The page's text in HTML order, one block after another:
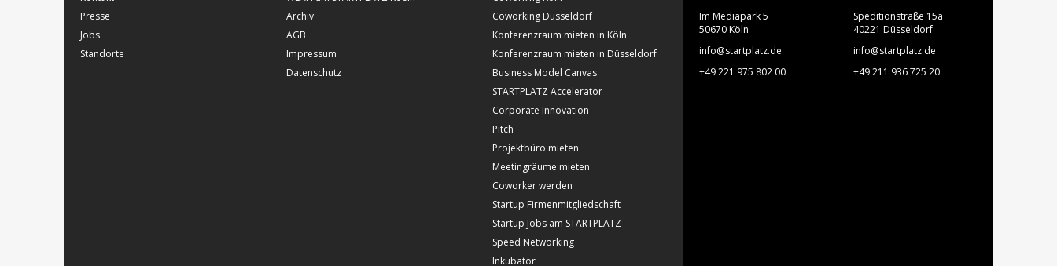
Presse
Jobs
Standorte
Archiv
AGB
Impressum
Datenschutz
Coworking Düsseldorf
Konferenzraum mieten in Köln
Konferenzraum mieten in Düsseldorf
Business Model Canvas
STARTPLATZ Accelerator
Corporate Innovation
Pitch
Projektbüro mieten
Meetingräume mieten
Coworker werden
Startup Firmenmitgliedschaft
Startup Jobs am STARTPLATZ
Speed Networking
Inkubator
Im Mediapark 5
50670 Köln
info@startplatz.de
+49 221 975 802 00
Speditionstraße 15a
40221 Düsseldorf
info@startplatz.de
+49 211 936 725 20